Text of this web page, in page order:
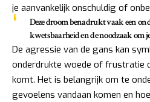
je aanvankelijk onschuldig of
Deze droom benadrukt vaak een
kwetsbaarheid en de noodzaak om
De agressie van de gans kan
onderdrukte woede of frustratie
komt. Het is belangrijk om te
gevoelens vandaan komen en